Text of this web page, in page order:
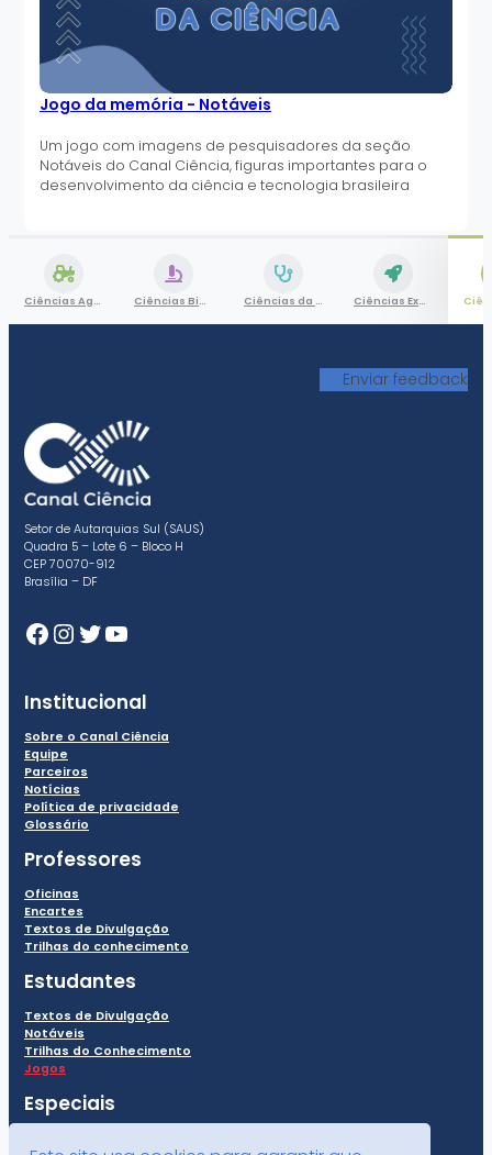
Ciências Agrárias Ciências Biológicas Ciências da Saúde Ciências Exatas e da Terra
Jogo da memória - Notáveis
Um jogo com imagens de pesquisadores da seção
Notáveis do Canal Ciência, figuras importantes para o
desenvolvimento da ciência e tecnologia brasileira
Enviar feedback
Setor de Autarquias Sul (SAUS)
Quadra 5 – Lote 6 – Bloco H
CEP 70070-912
Brasília – DF
Facebook
Instagram
Twitter
Youtube
Institucional
Sobre o Canal Ciência
Equipe
Parceiros
Notícias
Política de privacidade
Glossário
Professores
Oficinas
Encartes
Textos de Divulgação
Trilhas do conhecimento
Estudantes
Textos de Divulgação
Notáveis
Trilhas do Conhecimento
Jogos
Especiais